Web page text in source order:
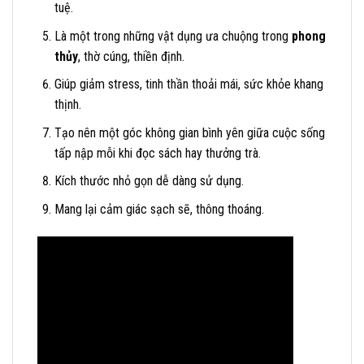
tuệ.
Là một trong những vật dụng ưa chuộng trong phong
thủy, thờ cúng, thiền định.
Giúp giảm stress, tinh thần thoải mái, sức khỏe khang
thịnh.
Tạo nên một góc không gian bình yên giữa cuộc sống
tấp nập mỗi khi đọc sách hay thưởng trà.
Kích thước nhỏ gọn dễ dàng sử dụng.
Mang lại cảm giác sạch sẽ, thông thoáng.